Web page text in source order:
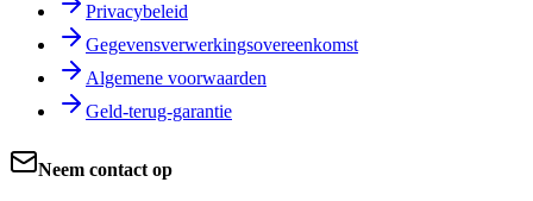
Privacybeleid
Gegevensverwerkingsovereenkomst
Algemene voorwaarden
Geld-terug-garantie
Neem contact op